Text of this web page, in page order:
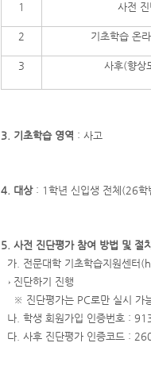
1 사전
2 기초학습 온
3 사후(향상
3. 기초학습 영역 : 사고
4. 대상: 1학년 신입생 전체(26학
5. 사전 진단평가 참여 방법 및 절
가. 전문대학 기초학습지원센터(
→ 진단하기 진행
※ 진단평가는 PC로만 실시 가
나. 학생 회원가입 인증번호 :
다. 사후 진단평가 인증코드 :